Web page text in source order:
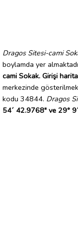
Dragos Sitesi-cami
boylamda yer
cami Sokak. Girişi
merkezinde
kodu 34844. Dragos
54´ 42.9768" ve 29°